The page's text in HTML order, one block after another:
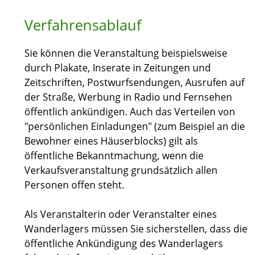
Verfahrensablauf
Sie können die Veranstaltung beispielsweise
durch Plakate, Inserate in Zeitungen und
Zeitschriften, Postwurfsendungen, Ausrufen auf
der Straße, Werbung in Radio und Fernsehen
öffentlich ankündigen. Auch das Verteilen von
"persönlichen Einladungen" (zum Beispiel an die
Bewohner eines Häuserblocks) gilt als
öffentliche Bekanntmachung, wenn die
Verkaufsveranstaltung grundsätzlich allen
Personen offen steht.
Als Veranstalterin oder Veranstalter eines
Wanderlagers müssen Sie sicherstellen, dass die
öffentliche Ankündigung des Wanderlagers